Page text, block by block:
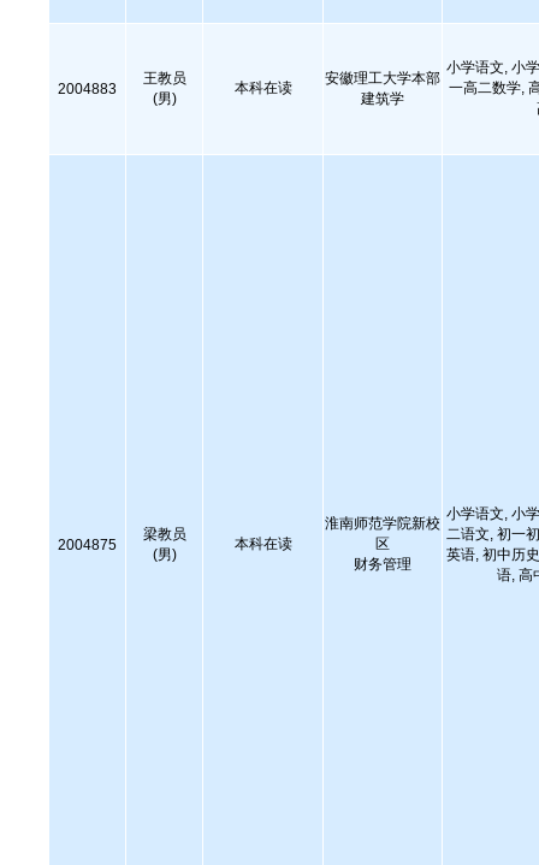
2004883
王教员
(男)
本科在读
安徽理工大学本部
建筑学
小学语文, 小
一高二数学,
2004875
梁教员
(男)
本科在读
淮南师范学院新校
区
财务管理
小学语文, 小
二语文, 初一
英语, 初中历
语, 高